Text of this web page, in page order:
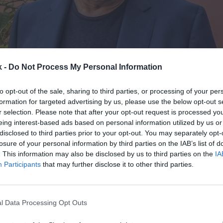
- Do Not Process My Personal Information
opt-out of the sale, sharing to third parties, or processing of your
for targeted advertising by us, please use the below opt-out
selection. Please note that after your opt-out request is processed
interest-based ads based on personal information utilized by us
to third parties prior to your opt-out. You may separately
of your personal information by third parties on the IAB’s list of
This information may also be disclosed by us to third parties on the
Participants that may further disclose it to other third parties.
Data Processing Opt Outs
6 de julio de 2022
Guardar Me gusta
ya tiene capitán para la renovación de Barça TV.
a Toni Cruz como consultor externopara
de la cadena de televisión del club. El productor
el proyecto multimedia que quiere poner en
, según ha explicado el club en un comunicado.
gerundense liderará un equipo que trabajará para